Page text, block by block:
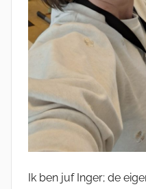
Ik ben juf Inger; de